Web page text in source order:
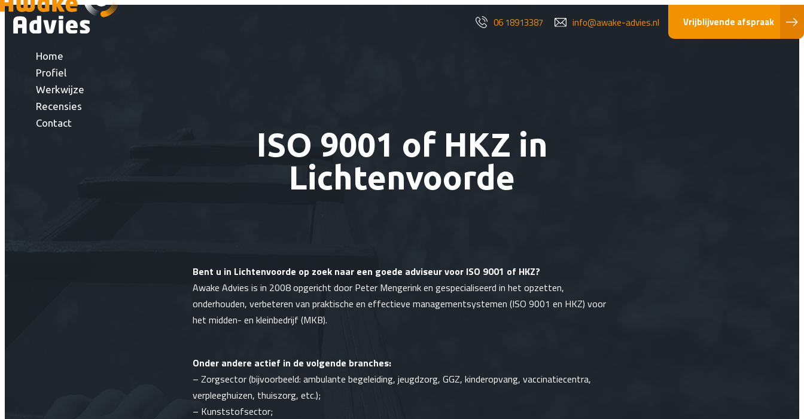
06 18913387 info@awake-advies.nl Vrijblijvende afspraak
Home
Profiel
Werkwijze
Recensies
Contact
ISO 9001 of HKZ in
Lichtenvoorde
Bent u in Lichtenvoorde op zoek naar een goede adviseur voor ISO 9001 of HKZ?
Awake Advies is in 2008 opgericht door Peter Mengerink en gespecialiseerd in het opzetten,
onderhouden, verbeteren van praktische en effectieve managementsystemen (ISO 9001 en HKZ) voor
het midden- en kleinbedrijf (MKB).
Onder andere actief in de volgende branches:
– Zorgsector(bijvoorbeeld: ambulante begeleiding, jeugdzorg, GGZ, kinderopvang, vaccinatiecentra,
verpleeghuizen, thuiszorg, etc.);
– Kunststofsector;